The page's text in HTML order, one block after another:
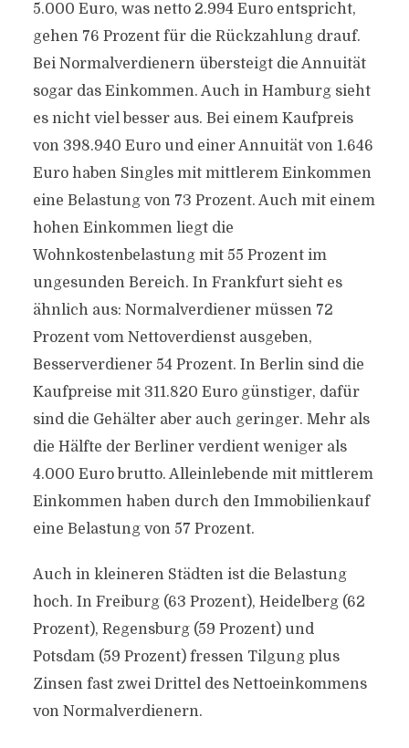
5.000 Euro, was netto 2.994 Euro entspricht,
gehen 76 Prozent für die Rückzahlung drauf.
Bei Normalverdienern übersteigt die Annuität
sogar das Einkommen. Auch in Hamburg sieht
es nicht viel besser aus. Bei einem Kaufpreis
von 398.940 Euro und einer Annuität von 1.646
Euro haben Singles mit mittlerem Einkommen
eine Belastung von 73 Prozent. Auch mit einem
hohen Einkommen liegt die
Wohnkostenbelastung mit 55 Prozent im
ungesunden Bereich. In Frankfurt sieht es
ähnlich aus: Normalverdiener müssen 72
Prozent vom Nettoverdienst ausgeben,
Besserverdiener 54 Prozent. In Berlin sind die
Kaufpreise mit 311.820 Euro günstiger, dafür
sind die Gehälter aber auch geringer. Mehr als
die Hälfte der Berliner verdient weniger als
4.000 Euro brutto. Alleinlebende mit mittlerem
Einkommen haben durch den Immobilienkauf
eine Belastung von 57 Prozent.
Auch in kleineren Städten ist die Belastung
hoch. In Freiburg (63 Prozent), Heidelberg (62
Prozent), Regensburg (59 Prozent) und
Potsdam (59 Prozent) fressen Tilgung plus
Zinsen fast zwei Drittel des Nettoeinkommens
von Normalverdienern.